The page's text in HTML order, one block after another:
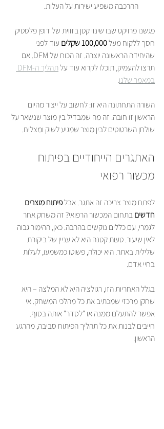
ההרכבה משפיע ישירות על העלות.
פגשנו פרויקט שבו שינוי קטן בזווית של דופן פלסטיק
חסך ללקוח מעל 100,000 שקלים
עוד לפני
שהיחידה הראשונה יוצרה. זה הכוח של DFM. אם
תרצו להעמיק, תוכלו לקרוא עוד על
במאמר שלנו.
השורה התחתונה היא זו: לחשוב על ייצור מהיום
הראשון זו חובה. זה מה שמבדיל בין מוצר שנשאר על
שולחן השרטוטים לבין מוצר שמגיע לשוק ומצליח.
האתגרים הייחודיים בפיתוח
מכשור רפואי
לפתח מוצר צריכה זה אתגר. אבל פיתוח מוצרים
חדשים בתחום המכשור הרפואי? זה משחק אחר
לגמרי, עם כללים נוקשים בהרבה. כאן, ההימור גבוה
לאין שיעור. טעות קטנה היא לא עניין של ביקורת
שלילית באתר. היא יכולה, פשוטו כמשמעו, לעלות
בחיי אדם.
בגלל האחריות הזו, רגולציה היא לא המלצה – היא
שחקן מרכזי שמכתיב את כל מהלכי המשחק. אי
אפשר להתעלם ממנה או "לסדר" אותה בסוף.
חייבים לבנות את כל תהליך הפיתוח סביבה, מהרגע
הראשון.